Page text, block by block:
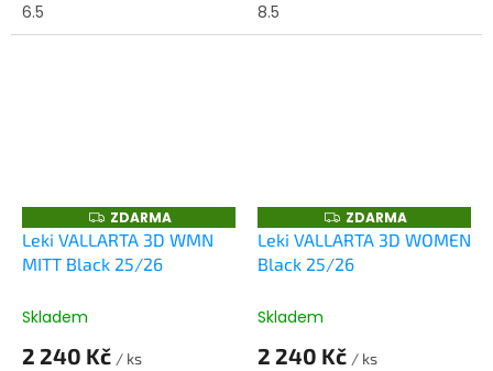
nabízejí mimořádný
komfort a voděodolný a
6.5
nepromokavými,
prodyšnými a mimořádně
8.5
Z
D
A
R
ZDARMA
Leki VALLARTA 3D WMN
MITT Black 25/26
Skladem
2 240 Kč / ks
Z
D
A
R
ZDARMA
Leki VALLARTA 3D WOMEN
Black 25/26
Skladem
2 240 Kč / ks